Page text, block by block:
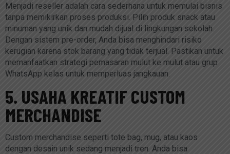
Menjadi reseller adalah cara sederhana untuk memulai bisnis
tanpa memikirkan proses produksi. Pilih produk snack atau
minuman yang unik dan mudah dijual di lingkungan sekolah.
Dengan sistem pre-order, Anda bisa menghindari risiko
kerugian karena stok barang yang tidak terjual. Pastikan untuk
memanfaatkan strategi pemasaran mulut ke mulut atau grup
WhatsApp kelas untuk memperluas jangkauan.
5. USAHA KREATIF CUSTOM
MERCHANDISE
Custom merchandise seperti tote bag, mug, atau kaos
dengan desain unik sedang menjadi tren. Anda bisa